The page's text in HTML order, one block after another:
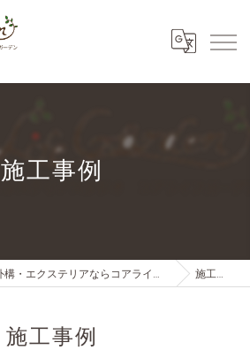
施工事例
鳥取県島根県東部の外構・エクステリアならコアライフガーデン 施工事例
施工事例